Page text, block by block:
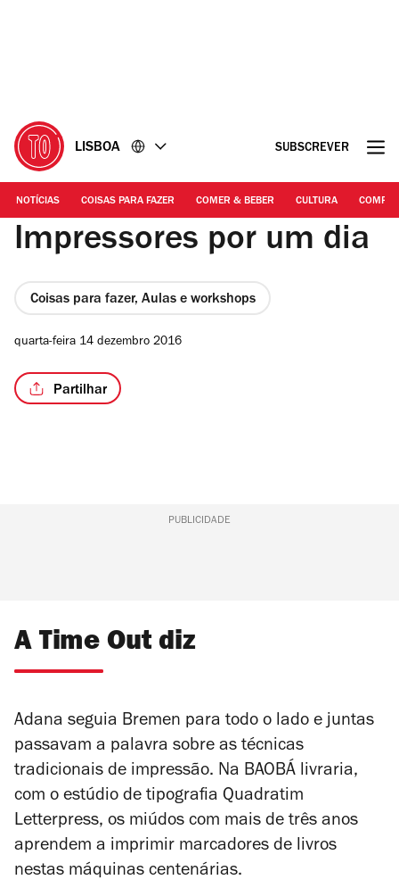
LISBOA SUBSCREVER
NOTÍCIAS COISAS PARA FAZER COMER & BEBER CULTURA
Impressores por um dia
Coisas para fazer, Aulas e workshops
quarta-feira 14 dezembro 2016
Partilhar
PUBLICIDADE
A Time Out diz
Adana seguia Bremen para todo o lado e juntas
passavam a palavra sobre as técnicas
tradicionais de impressão. Na BAOBÁ livraria,
com o estúdio de tipografia Quadratim
Letterpress, os miúdos com mais de três anos
aprendem a imprimir marcadores de livros
nestas máquinas centenárias.